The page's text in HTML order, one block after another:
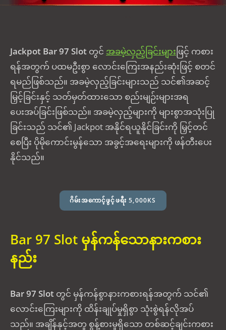
Jackpot Bar 97 Slot တွင် အခမဲ့လှည့်ခြင်းများဖြင့် ကစား
ရန်အတွက် ပထမဦးစွာ လောင်းကြေးအနည်းဆုံးဖြင့် စတင်
ရမည်ဖြစ်သည်။ အခမဲ့လှည့်ခြင်းများသည် သင်၏အဆင့်
မြှင့်ခြင်းနှင့် သတ်မှတ်ထားသော စည်းမျဉ်းများအရ
ပေးအပ်ခြင်းဖြစ်သည်။ အခမဲ့လှည့်များကို များစွာအသုံးပြု
ခြင်းသည် သင်၏ Jackpot အနိုင်ရယူနိုင်ခြင်းကို မြှင့်တင်
စေပြီး ပိုမိုကောင်းမွန်သော အခွင့်အရေးများကို ဖန်တီးပေး
နိုင်သည်။
ဂိမ်းအကောင့်ဖွင့်ဖရီး 5,000KS
Bar 97 Slot မှန်ကန်သောနားကစား
နည်း
Bar 97 Slot တွင် မှန်ကန်စွာနားကစားရန်အတွက် သင်၏
လောင်းကြေးများကို ထိန်းချုပ်မှုရှိစွာ သုံးစွဲရန်လိုအပ်
သည်။ အချိန်နှင့်အတူ စွန့်စားမှုရှိသော တစ်ဆင့်ချင်းကစား